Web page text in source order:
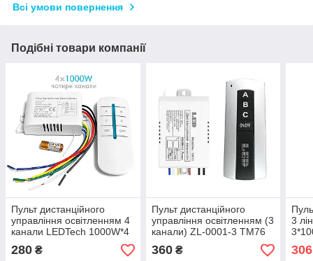
Всі умови повернення
Подібні товари компанії
Пульт дистанційного
управління освітленням 4
канали LEDTech 1000W*4
Power 220В для люстр
280 ₴
Пульт дистанційного
управління освітленням (3
канали) ZL-0001-3 ТМ76
(1000W*3 Power) для
люстр
360₴
3
306